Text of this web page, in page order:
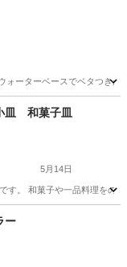
ォーターベースでベタつき
皿 和菓子皿
5月14日
す。 和菓子や一品料理をの
ー